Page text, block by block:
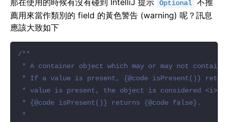
那在使用的時候有沒有碰到 IntelliJ 提示 Optional
不推
薦用來當作類別的 field 的黃色警告 (warning) 呢？訊息
應該大致如下